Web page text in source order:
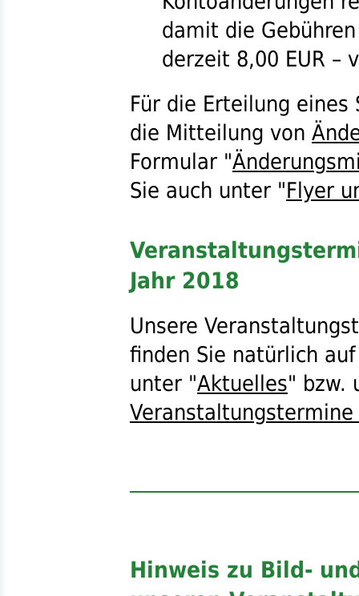
damit die
derzeit 8,00 EUR –
Für die Erteilung eines
die Mitteilung von
Formular "
Sie auch unter "Flyer
Jahr 2018
Unsere
finden Sie natürlich
unter "Aktuelles" bzw.
Veranstaltungstermine
Hinweis zu Bild-